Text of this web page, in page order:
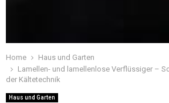
Home
Haus und Garten
Lamellen- und lamellenlose Verflüssiger –
der Kältetechnik
Haus und Garten